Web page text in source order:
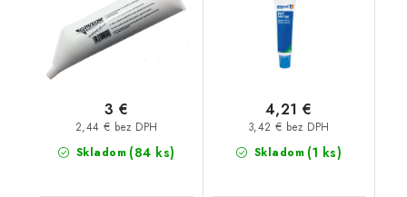
Skladom (84 ks)
2,44 € bez DPH
3 €
Skladom (1 ks)
3,42 € bez DPH
4,21 €